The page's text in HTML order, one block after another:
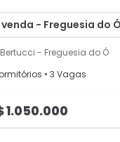
- Freguesia do Ó
- Freguesia do Ó
s • 3 Vagas
1.050.000